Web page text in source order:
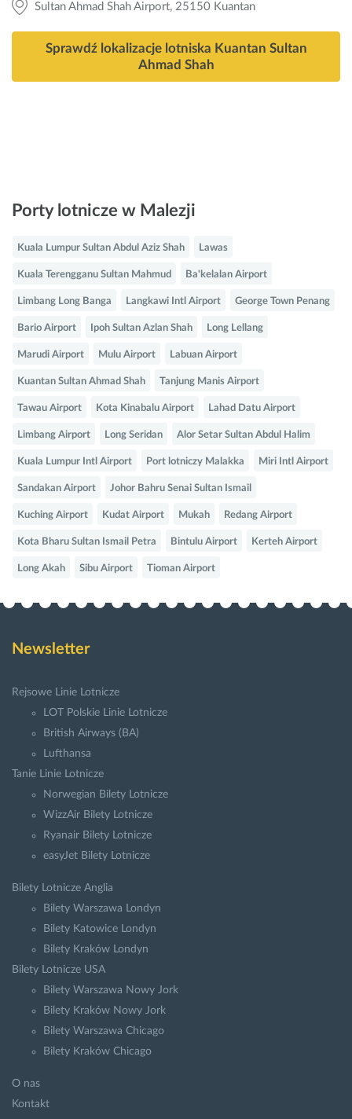
Sultan Ahmad Shah Airport, 25150 Kuantan
Sprawdź lokalizacje lotniska Kuantan Sultan
Ahmad Shah
Porty lotnicze w Malezji
Kuala Lumpur Sultan Abdul Aziz Shah Lawas
Kuala Terengganu Sultan Mahmud Ba'kelalan Airport
Limbang Long Banga Langkawi Intl Airport George Town Penang
Bario Airport Ipoh Sultan Azlan Shah Long Lellang
Marudi Airport Mulu Airport Labuan Airport
Kuantan Sultan Ahmad Shah Tanjung Manis Airport
Tawau Airport Kota Kinabalu Airport Lahad Datu Airport
Limbang Airport Long Seridan Alor Setar Sultan Abdul Halim
Kuala Lumpur Intl Airport Port lotniczy Malakka Miri Intl Airport
Sandakan Airport Johor Bahru Senai Sultan Ismail
Kuching Airport Kudat Airport Mukah Redang Airport
Kota Bharu Sultan Ismail Petra Bintulu Airport Kerteh Airport
Long Akah Sibu Airport Tioman Airport
Newsletter
Rejsowe Linie Lotnicze
LOT Polskie Linie Lotnicze
British Airways (BA)
Lufthansa
Tanie Linie Lotnicze
Norwegian Bilety Lotnicze
WizzAir Bilety Lotnicze
Ryanair Bilety Lotnicze
easyJet Bilety Lotnicze
Bilety Lotnicze Anglia
Bilety Warszawa Londyn
Bilety Katowice Londyn
Bilety Kraków Londyn
Bilety Lotnicze USA
Bilety Warszawa Nowy Jork
Bilety Kraków Nowy Jork
Bilety Warszawa Chicago
Bilety Kraków Chicago
O nas
Kontakt